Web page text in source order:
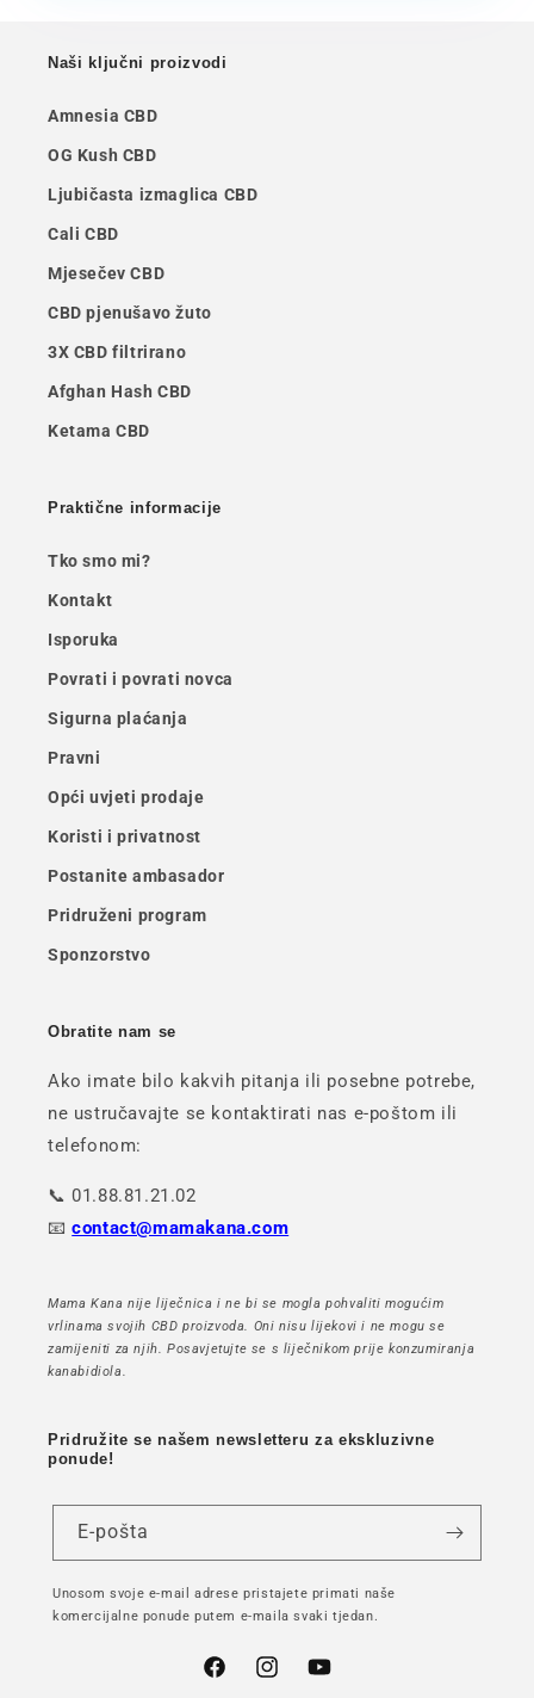
Naši ključni proizvodi
Amnesia CBD
OG Kush CBD
Ljubičasta izmaglica CBD
Cali CBD
Mjesečev CBD
CBD pjenušavo žuto
3X CBD filtrirano
Afghan Hash CBD
Ketama CBD
Praktične informacije
Tko smo mi?
Kontakt
Isporuka
Povrati i povrati novca
Sigurna plaćanja
Pravni
Opći uvjeti prodaje
Koristi i privatnost
Postanite ambasador
Pridruženi program
Sponzorstvo
Obratite nam se
Ako imate bilo kakvih pitanja ili posebne potrebe,
ne ustručavajte se kontaktirati nas e-poštom ili
telefonom:
📞 01.88.81.21.02
📧contact@mamakana.com
Mama Kana nije liječnica i ne bi se mogla pohvaliti mogućim
vrlinama svojih CBD proizvoda. Oni nisu lijekovi i ne mogu se
zamijeniti za njih. Posavjetujte se s liječnikom prije konzumiranja
kanabidiola.
Pridružite se našem newsletteru za ekskluzivne
ponude!
E-pošta
Unosom svoje e-mail adrese pristajete primati naše
komercijalne ponude putem e-maila svaki tjedan.
FacebookInstagramYouTube